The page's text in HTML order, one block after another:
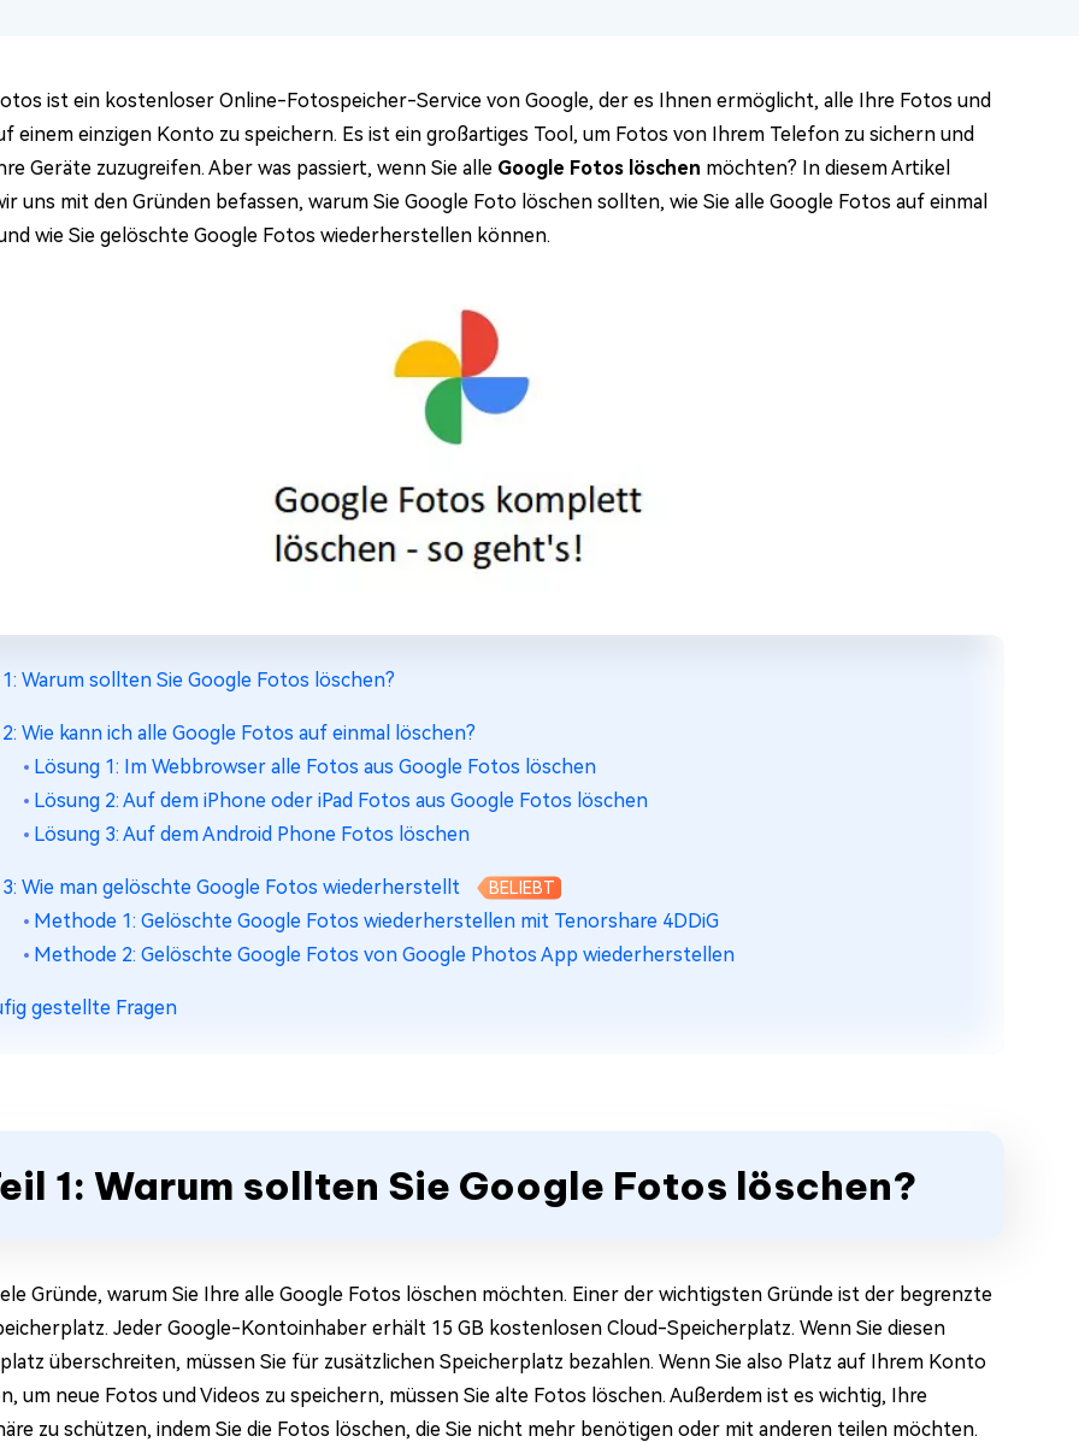
ist ein kostenloser Online-Fotospeicher-Service von Google, der es Ihnen ermöglicht, alle Ihre Fotos und
einem einzigen Konto zu speichern. Es ist ein großartiges Tool, um Fotos von Ihrem Telefon zu sichern und
Geräte zuzugreifen. Aber was passiert, wenn Sie alle Google Fotos löschen möchten? In diesem Artikel
uns mit den Gründen befassen, warum Sie Google Foto löschen sollten, wie Sie alle Google Fotos auf einmal
wie Sie gelöschte Google Fotos wiederherstellen können.
1: Warum sollten Sie Google Fotos löschen?
2: Wie kann ich alle Google Fotos auf einmal löschen?
Lösung 1: Im Webbrowser alle Fotos aus Google Fotos löschen
Lösung 2: Auf dem iPhone oder iPad Fotos aus Google Fotos löschen
Lösung 3: Auf dem Android Phone Fotos löschen
3: Wie man gelöschte Google Fotos wiederherstellt BELIEBT
Methode 1: Gelöschte Google Fotos wiederherstellen mit Tenorshare 4DDiG
Methode 2: Gelöschte Google Fotos von Google Photos App wiederherstellen
gestellte Fragen
1: Warum sollten Sie Google Fotos löschen?
Gründe, warum Sie Ihre alle Google Fotos löschen möchten. Einer der wichtigsten Gründe ist der begrenzte
Jeder Google-Kontoinhaber erhält 15 GB kostenlosen Cloud-Speicherplatz. Wenn Sie diesen
überschreiten, müssen Sie für zusätzlichen Speicherplatz bezahlen. Wenn Sie also Platz auf Ihrem Konto
um neue Fotos und Videos zu speichern, müssen Sie alte Fotos löschen. Außerdem ist es wichtig, Ihre
zu schützen, indem Sie die Fotos löschen, die Sie nicht mehr benötigen oder mit anderen teilen möchten.